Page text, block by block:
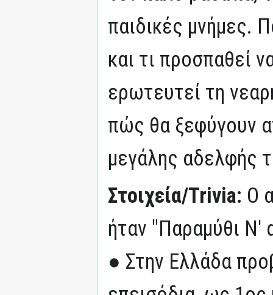
παιδικές μνήμες.
και τι προσπαθεί
ερωτευτεί τη
πώς θα ξεφύγουν
μεγάλης αδελφής
Στοιχεία/Trivia: Ο
ήταν "Παραμύθι Ν'
● Στην Ελλάδα